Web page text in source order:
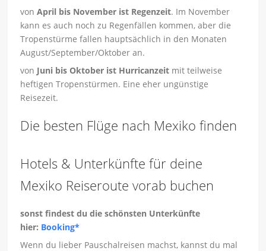
vonApril bis November ist Regenzeit. Im November
kann es auch noch zu Regenfällen kommen, aber die
Tropenstürme fallen hauptsächlich in den Monaten
August/September/Oktober an.
von Juni bis Oktober ist Hurricanzeit mit teilweise
heftigen Tropenstürmen. Eine eher ungünstige
Reisezeit.
Die besten Flüge nach Mexiko finden
Hotels & Unterkünfte für deine
Mexiko Reiseroute vorab buchen
sonst findest du die schönsten Unterkünfte
hier: Booking*
Wenn du lieber Pauschalreisen machst, kannst du mal